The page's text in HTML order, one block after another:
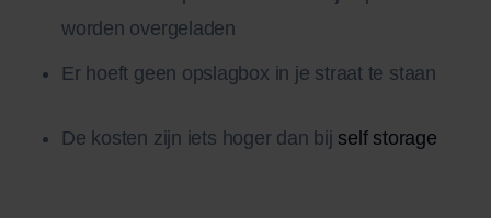
worden overgeladen
Er hoeft geen opslagbox in je straat te staan
De kosten zijn iets hoger dan bij self storage